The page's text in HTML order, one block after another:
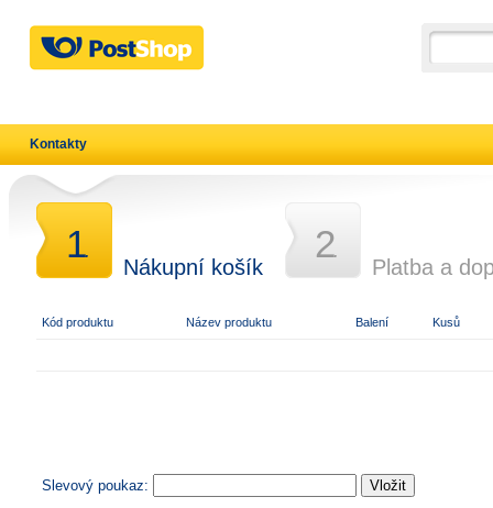
1.
Nákupní košík
2.
Platba a
Kód produktu Název produktu Balení Kusů
Slevový poukaz:
Kontakty